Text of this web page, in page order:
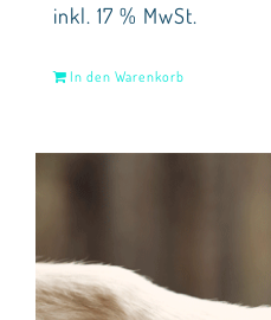
inkl. 17 % MwSt.
In den Warenkorb